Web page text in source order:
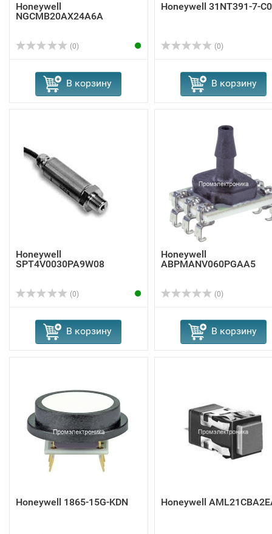
Honeywell
NGCMB20AX24A6A
(0)
В корзину
Honeywell 31NT391-7-
(0)
В корзину
Honeywell
SPT4V0030PA9W08
(0)
В корзину
Honeywell
ABPMANV060PGAA5
(0)
В корзину
Honeywell 1865-15G-KDN Honeywell